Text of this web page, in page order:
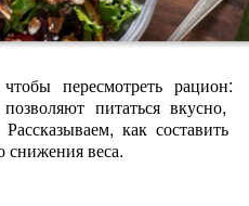
чтобыпересмотретьрацион:
питатьсявкусно,
Рассказываем, каксоставить
снижениявеса.